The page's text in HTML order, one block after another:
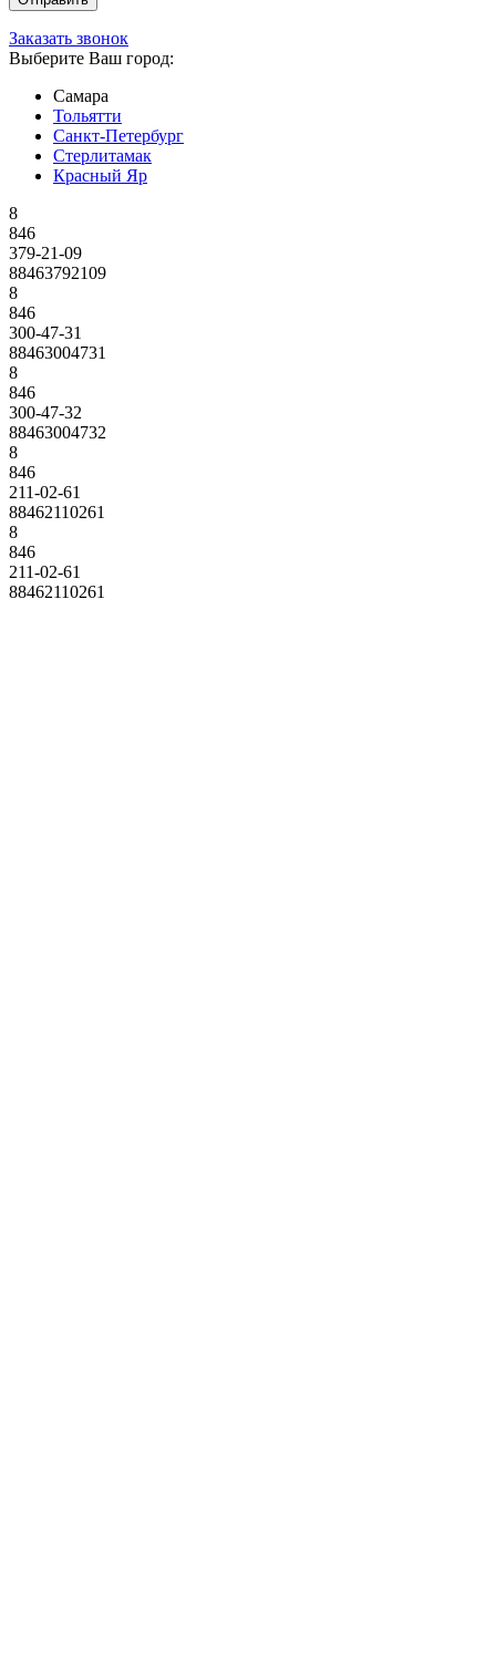
Заказать звонок
Выберите Ваш город:
Самара
Тольятти
Санкт-Петербург
Стерлитамак
Красный Яр
8
846
379-21-09
88463792109
8
846
300-47-31
88463004731
8
846
300-47-32
88463004732
8
846
211-02-61
88462110261
8
846
211-02-61
88462110261